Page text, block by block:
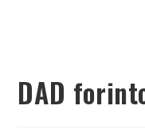
DAD